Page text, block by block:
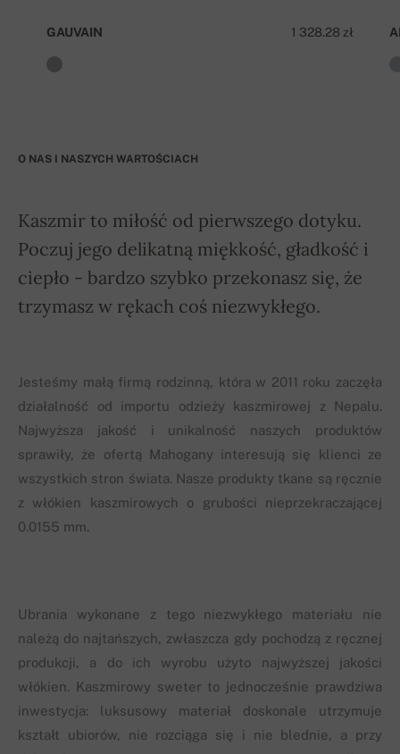
1 328.28 zł
GAUVAIN
O NAS I NASZYCH WARTOŚCIACH
Kaszmir to miłość od pierwszego dotyku.
Poczuj jego delikatną miękkość, gładkość i
ciepło - bardzo szybko przekonasz się, że
trzymasz w rękach coś niezwykłego.
Jesteśmy małą firmą rodzinną, która w 2011 roku zaczęła
działalność od importu odzieży kaszmirowej z Nepalu.
Najwyższa jakość i unikalność naszych produktów
sprawiły, że ofertą Mahogany interesują się klienci ze
wszystkich stron świata. Nasze produkty tkane są ręcznie
z włókien kaszmirowych o grubości nieprzekraczającej
0.0155 mm.
Ubrania wykonane z tego niezwykłego materiału nie
należą do najtańszych, zwłaszcza gdy pochodzą z ręcznej
produkcji, a do ich wyrobu użyto najwyższej jakości
włókien. Kaszmirowy sweter to jednocześnie prawdziwa
inwestycja: luksusowy materiał doskonale utrzymuje
kształt ubiorów, nie rozciąga się i nie blednie, a przy